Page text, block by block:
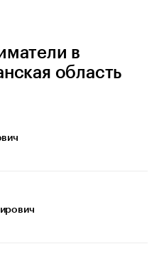
в
область